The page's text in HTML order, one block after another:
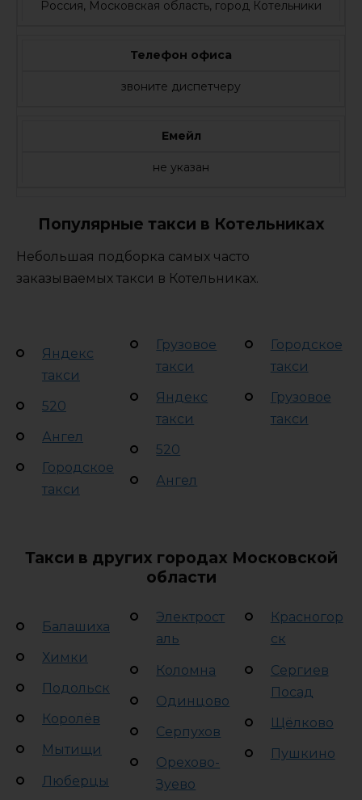
Россия, Московская область, город Котельники
Телефон офиса
звоните диспетчеру
Емейл
не указан
Популярные такси в Котельниках
Небольшая подборка самых часто
заказываемых такси в Котельниках.
Яндекс
такси
520
Ангел
Городское
такси
Грузовое
такси
Яндекс
такси
520
Ангел
Городское
такси
Грузовое
такси
Такси в других городах Московской
области
Балашиха
Химки
Подольск
Королёв
Мытищи
Люберцы
Электрост
аль
Коломна
Одинцово
Серпухов
Орехово-
Зуево
Красногор
ск
Сергиев
Посад
Щёлково
Пушкино